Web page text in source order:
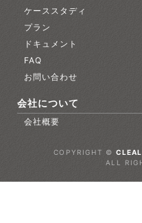
ケーススタディ
プラン
ドキュメント
FAQ
お問い合わせ
会社について
会社概要
COPYRIGHT ©
ALL